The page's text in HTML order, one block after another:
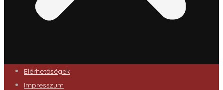
Elérhetőségek
Impresszum